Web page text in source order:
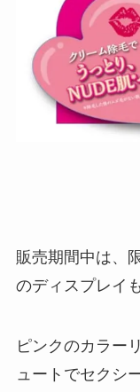
販売期間中は、
のディスプレイ
ピンクのカラー
ュートでセクシ